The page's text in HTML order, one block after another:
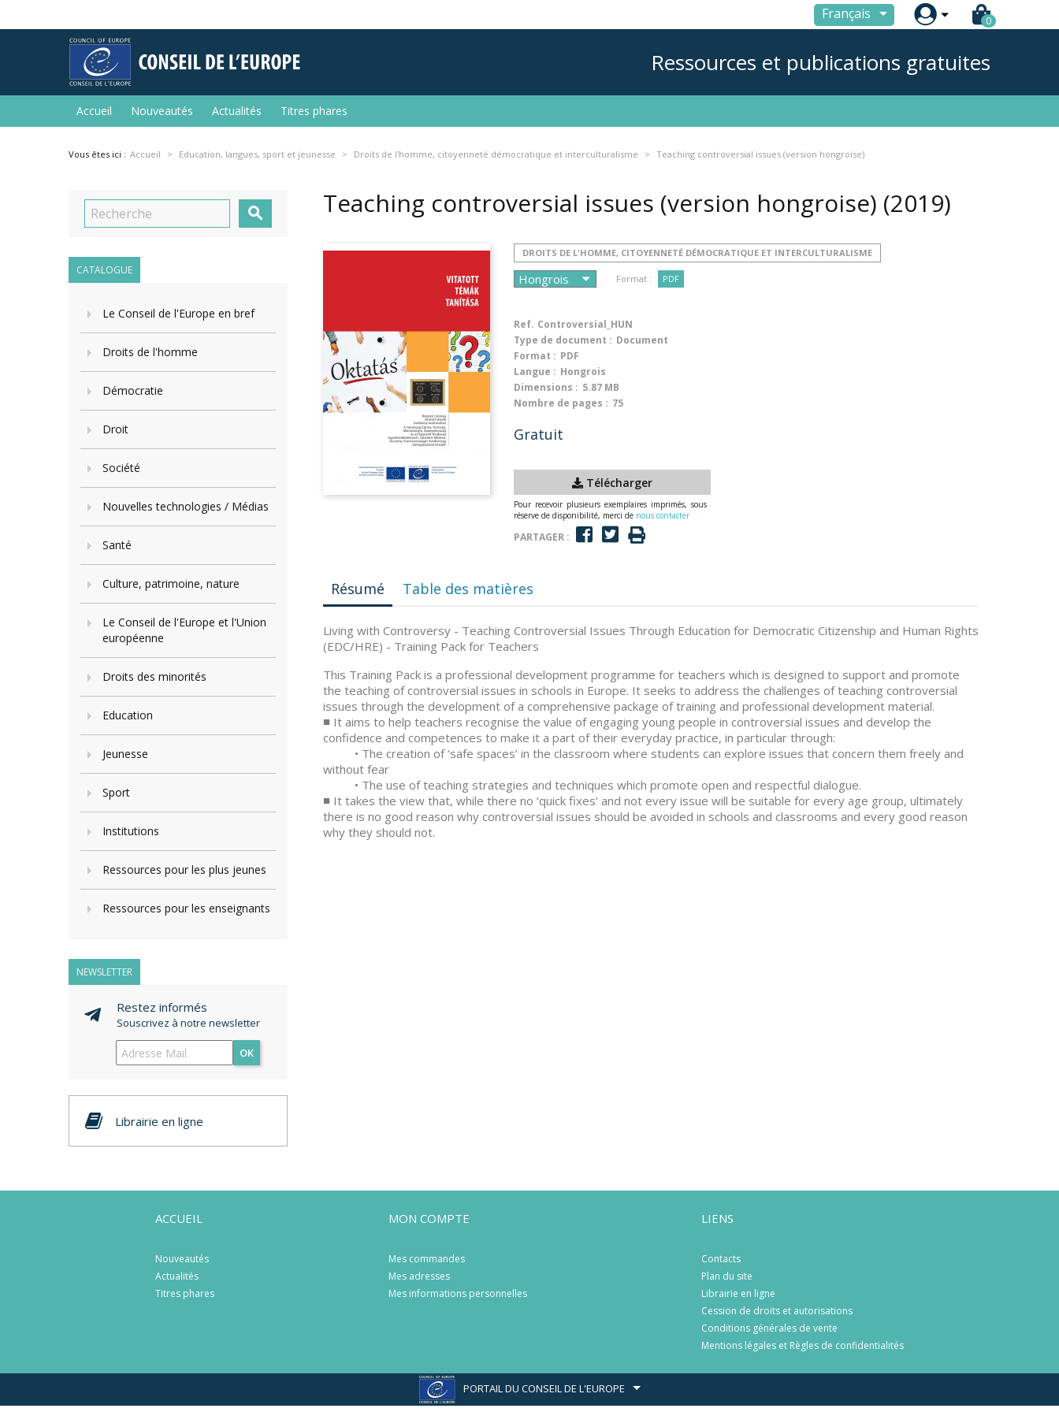
Français  0
Ressources et publications gratuites
Accueil Nouveautés Actualités Titres phares
Vous êtes ici : Accueil Education, langues, sport et jeunesse Droits de l'homme, citoyenneté démocratique et interculturalisme Teaching controversial issues (version hongroise)

CATALOGUE
Le Conseil de l'Europe en bref
Droits de l'homme
Démocratie
Droit
Société
Nouvelles technologies / Médias
Santé
Culture, patrimoine, nature
Le Conseil de l'Europe et l'Union
européenne
Droits des minorités
Education
Jeunesse
Sport
Institutions
Ressources pour les plus jeunes
Ressources pour les enseignants
NEWSLETTER
Restez informés
Souscrivez à notre newsletter
OK
Librairie en ligne
Teaching controversial issues (version hongroise) (2019)
DROITS DE L'HOMME, CITOYENNETÉ DÉMOCRATIQUE ET INTERCULTURALISME
Format : PDF
Ref. Controversial_HUN
Type de document : Document
Format : PDF
Langue : Hongrois
Dimensions : 5.87 MB
Nombre de pages : 75
Gratuit
Télécharger
Pour recevoir plusieurs exemplaires imprimés, sous
réserve de disponibilité, merci de nous contacter
PARTAGER :
Résumé Table des matières
Living with Controversy - Teaching Controversial Issues Through Education for Democratic Citizenship and Human Rights
(EDC/HRE) - Training Pack for Teachers
This Training Pack is a professional development programme for teachers which is designed to support and promote
the teaching of controversial issues in schools in Europe. It seeks to address the challenges of teaching controversial
issues through the development of a comprehensive package of training and professional development material.
■ It aims to help teachers recognise the value of engaging young people in controversial issues and develop the
confidence and competences to make it a part of their everyday practice, in particular through:
• The creation of ‘safe spaces’ in the classroom where students can explore issues that concern them freely and
without fear
• The use of teaching strategies and techniques which promote open and respectful dialogue.
■ It takes the view that, while there no ‘quick fixes’ and not every issue will be suitable for every age group, ultimately
there is no good reason why controversial issues should be avoided in schools and classrooms and every good reason
why they should not.
ACCUEIL
Nouveautés
Actualités
Titres phares
MON COMPTE
Mes commandes
Mes adresses
Mes informations personnelles
LIENS
Contacts
Plan du site
Librairie en ligne
Cession de droits et autorisations
Conditions générales de vente
Mentions légales et Règles de confidentialités
PORTAIL DU CONSEIL DE L'EUROPE